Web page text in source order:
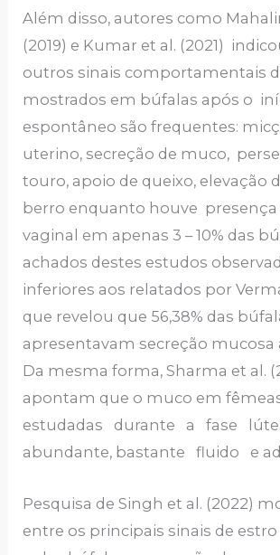
Além disso, autores como
(2019) e Kumar et al. (2021)
outros sinais comportamentais
mostrados em búfalas após o
espontâneo são frequentes:
uterino, secreção de muco,
touro, apoio de queixo, elevação
berro enquanto houve
vaginal em apenas 3 – 10% das
achados destes estudos
inferiores aos relatados por
que revelou que 56,38% das
apresentavam secreção mucosa
Da mesma forma, Sharma et al.
apontam que o muco em
estudadas durante a fase
abundante, bastante fluido e
Pesquisa de Singh et al. (2022)
entre os principais sinais de